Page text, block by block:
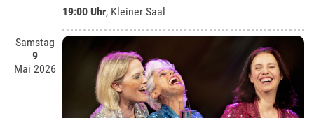
19:00 Uhr, Kleiner Saal
Samstag
9
Mai 2026